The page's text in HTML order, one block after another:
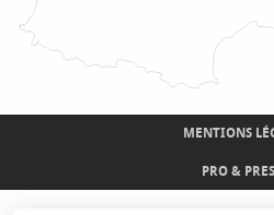
MENTIONS
PRO &